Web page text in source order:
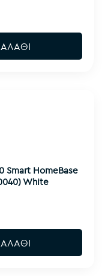
Smart HomeBase
White